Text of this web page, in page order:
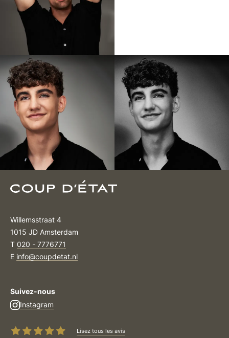
Willemsstraat 4
1015 JD Amsterdam
T 020 - 7776771
E info@coupdetat.nl
Suivez-nous
Instagram
Lisez tous les avis